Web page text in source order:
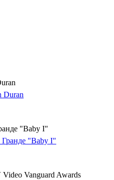
"Baby I"
Vanguard Awards